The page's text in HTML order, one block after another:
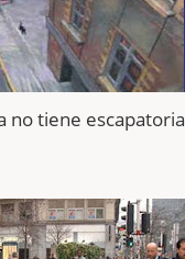
no tiene escapatoria